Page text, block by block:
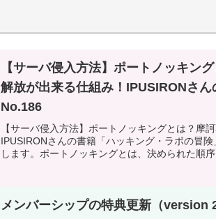
【サーバ侵入方法】ポートノッキン
解放が出来る仕組み！IPUSIRONさん
No.186
【サーバ侵入方法】ポートノッキングとは？摩
IPUSIRONさんの書籍「ハッキング・ラボの冒
します。ポートノッキングとは、決められた順序
メンバーシップの特典更新（version